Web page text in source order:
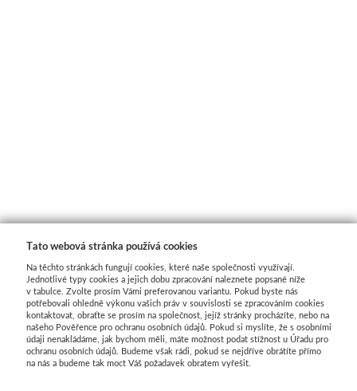
MENU
Tato webová stránka používá cookies
Na těchto stránkách fungují cookies, které naše společnosti využívají.
Jednotlivé typy cookies a jejich dobu zpracování naleznete popsané níže
v tabulce. Zvolte prosím Vámi preferovanou variantu. Pokud byste nás
potřebovali ohledně výkonu vašich práv v souvislosti se zpracováním cookies
kontaktovat, obraťte se prosím na společnost, jejíž stránky procházíte, nebo na
našeho Pověřence pro ochranu osobních údajů. Pokud si myslíte, že s osobními
údaji nenakládáme, jak bychom měli, máte možnost podat stížnost u Úřadu pro
ochranu osobních údajů. Budeme však rádi, pokud se nejdříve obrátíte přímo
na nás a budeme tak moct Váš požadavek obratem vyřešit.